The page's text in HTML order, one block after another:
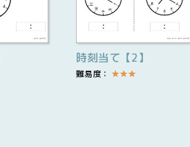
時刻当て【2】
難易度： ★★★